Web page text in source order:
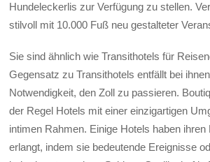
Hundeleckerlis zur Verfügung zu stellen.
stilvoll mit 10.000 Fuß neu gestalteter
Sie sind ähnlich wie Transithotels für
Gegensatz zu Transithotels entfällt bei
Notwendigkeit, den Zoll zu passieren.
der Regel Hotels mit einer einzigartigen
intimen Rahmen. Einige Hotels haben ihren
erlangt, indem sie bedeutende Ereignisse